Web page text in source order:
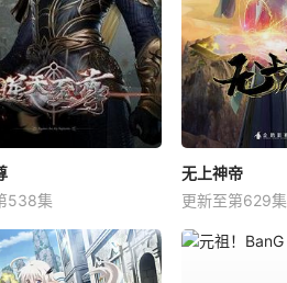
538集
无上神帝
更新至第629集